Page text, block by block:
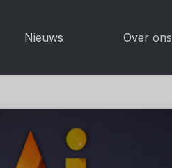
Nieuws Over ons